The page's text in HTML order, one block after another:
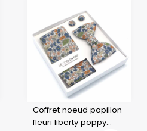
Coffret noeud papillon
fleuri liberty poppy